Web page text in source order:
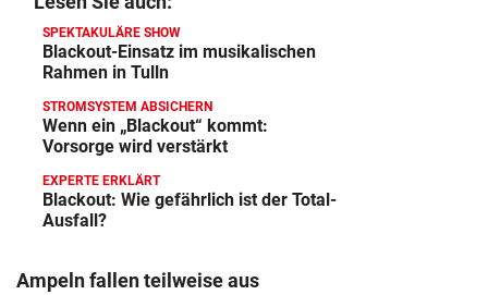
SPEKTAKULÄRE SHOW
Blackout-Einsatz im musikalischen
Rahmen in Tulln
STROMSYSTEM ABSICHERN
Wenn ein „Blackout“ kommt:
Vorsorge wird verstärkt
EXPERTE ERKLÄRT
Blackout: Wie gefährlich ist der Total-
Ausfall?
Ampeln fallen teilweise aus